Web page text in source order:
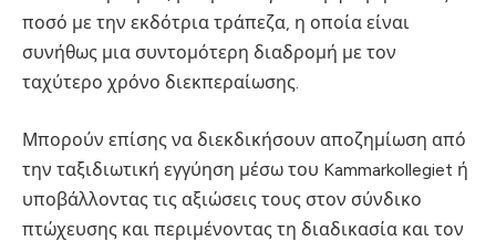
ποσό με την εκδότρια τράπεζα, η οποία είναι
συνήθως μια συντομότερη διαδρομή με τον
ταχύτερο χρόνο διεκπεραίωσης.
Μπορούν επίσης να διεκδικήσουν αποζημίωση από
την ταξιδιωτική εγγύηση μέσω του Kammarkollegiet ή
υποβάλλοντας τις αξιώσεις τους στον σύνδικο
πτώχευσης και περιμένοντας τη διαδικασία και τον